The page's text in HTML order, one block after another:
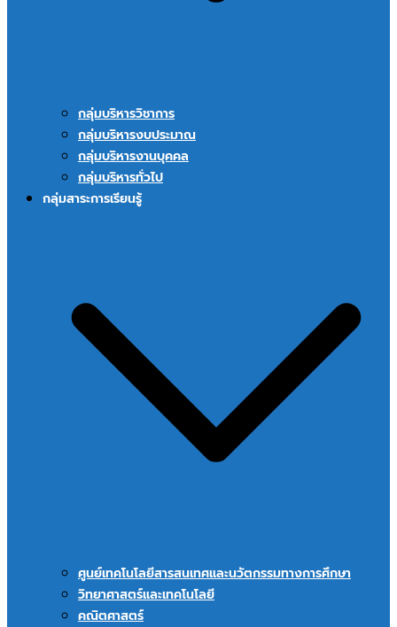
กลุ่มบริหารวิชาการ
กลุ่มบริหารงบประมาณ
กลุ่มบริหารงานบุคคล
กลุ่มบริหารทั่วไป
กลุ่มสาระการเรียนรู้
ศูนย์เทคโนโลยีสารสนเทศและนวัตกรรมทางการศึกษา
วิทยาศาสตร์และเทคโนโลยี
คณิตศาสตร์